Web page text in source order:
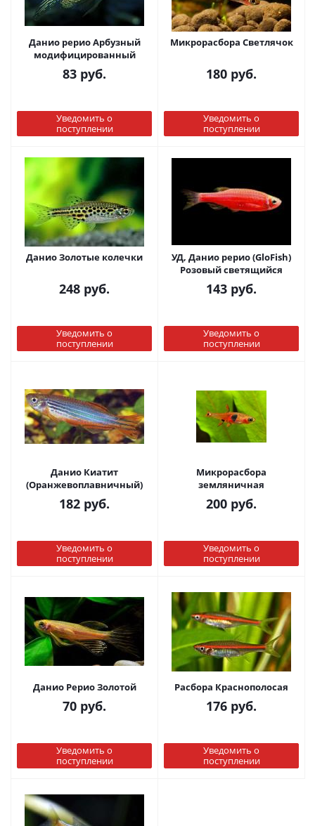
Данио рерио Арбузный
модифицированный
83 руб.
Уведомить о
поступлении
Микрорасбора Светлячок
180 руб.
Уведомить о
поступлении
Данио Золотые колечки
248 руб.
Уведомить о
поступлении
УД, Данио рерио (GloFish)
Розовый светящийся
143 руб.
Уведомить о
поступлении
Данио Киатит
(Оранжевоплавничный)
182 руб.
Уведомить о
поступлении
Микрорасбора
земляничная
200 руб.
Уведомить о
поступлении
Данио Рерио Золотой
70 руб.
Уведомить о
поступлении
Расбора Краснополосая
176 руб.
Уведомить о
поступлении